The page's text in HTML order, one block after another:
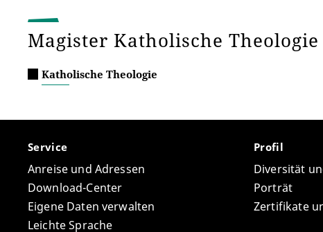
Magister Katholische Theologie
Katholische Theologie
Service
Anreise und Adressen
Download-Center
Eigene Daten verwalten
Leichte Sprache
Profil
Diversität
Porträt
Zertifikate